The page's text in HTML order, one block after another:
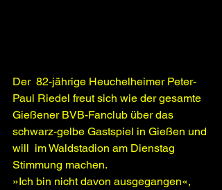
Der  82-jährige Heuchelheimer Peter-
Paul Riedel freut sich wie der gesamte
Gießener BVB-Fanclub über das
schwarz-gelbe Gastspiel in Gießen und
will  im Waldstadion am Dienstag
Stimmung machen.
»Ich bin nicht davon ausgegangen«,